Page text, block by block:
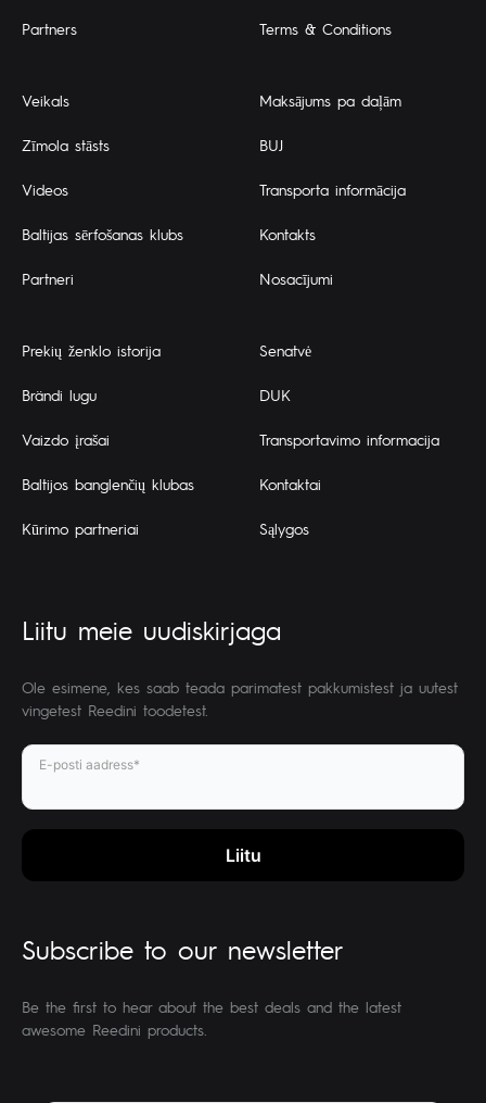
Partners
Veikals
Zīmola stāsts
Videos
Baltijas sērfošanas klubs
Partneri
Prekių ženklo istorija
Brändi lugu
Vaizdo įrašai
Baltijos banglenčių klubas
Kūrimo partneriai
Terms & Conditions
Maksājums pa daļām
BUJ
Transporta informācija
Kontakts
Nosacījumi
Senatvė
DUK
Transportavimo informacija
Kontaktai
Sąlygos
Liitu meie uudiskirjaga
Ole esimene, kes saab teada parimatest pakkumistest ja uutest
vingetest Reedini toodetest.
E-posti aadress*
Subscribe to our newsletter
Be the first to hear about the best deals and the latest
awesome Reedini products.